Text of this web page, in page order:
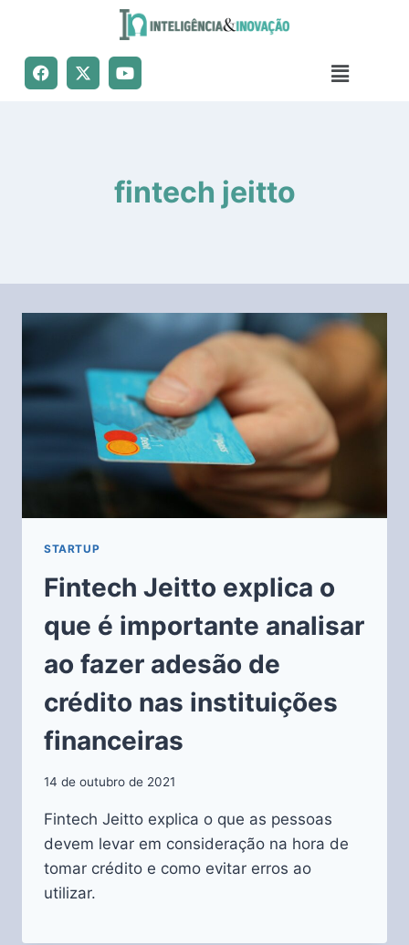
fintech jeitto
STARTUP
Fintech Jeitto explica o
que é importante analisar
ao fazer adesão de
crédito nas instituições
financeiras
14 de outubro de 2021
Fintech Jeitto explica o que as pessoas
devem levar em consideração na hora de
tomar crédito e como evitar erros ao
utilizar.